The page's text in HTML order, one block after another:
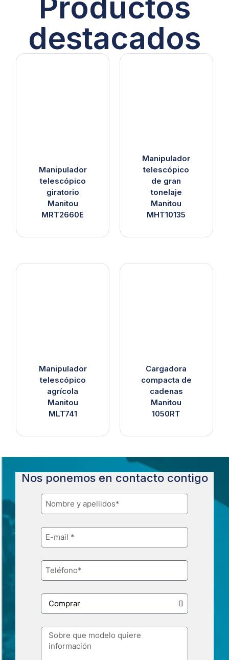
destacados
Manipulador
telescópico
giratorio
Manitou
MRT2660E
Manipulador
telescópico
de gran
tonelaje
Manitou
MHT10135
Manipulador
telescópico
agrícola
Manitou
MLT741
Cargadora
compacta de
cadenas
Manitou
1050RT
Nos ponemos en contacto contigo